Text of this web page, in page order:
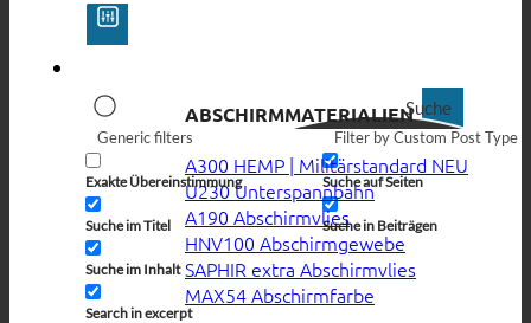
Suche
Generic filters
Exakte Übereinstimmung
Suche im Titel
Suche im Inhalt
Search in excerpt
Filter by Custom Post Type
Suche auf Seiten
Suche in Beiträgen
ABSCHIRMMATERIALIEN
A300 HEMP | Militärstandard
U230 Unterspannbahn
A190 Abschirmvlies
HNV100 Abschirmgewebe
SAPHIR extra Abschirmvlies
MAX54 Abschirmfarbe